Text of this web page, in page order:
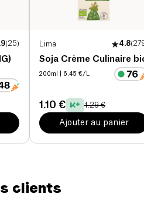
(25) Lima 4.8(
Soja Crème Culinaire
200ml | 6.45 €/L
1.10 € 1.29 €
Ajouter au panier
clients